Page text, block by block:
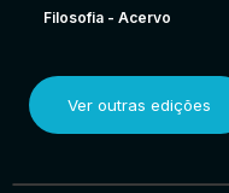
Filosofia - Acervo
Ver outras edições